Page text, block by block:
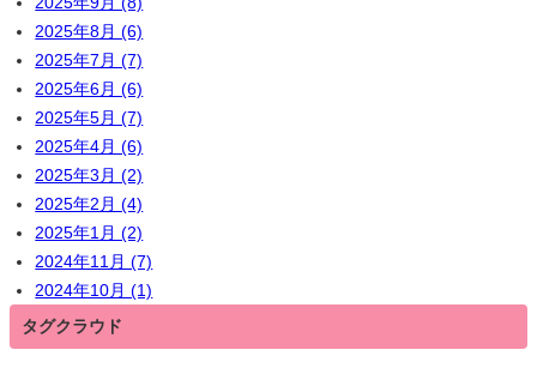
2025年8月 (6)
2025年7月 (7)
2025年6月 (6)
2025年5月 (7)
2025年4月 (6)
2025年3月 (2)
2025年2月 (4)
2025年1月 (2)
2024年11月 (7)
2024年10月 (1)
タグクラウド